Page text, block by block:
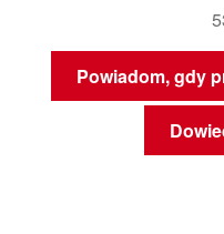
Powiadom, gdy